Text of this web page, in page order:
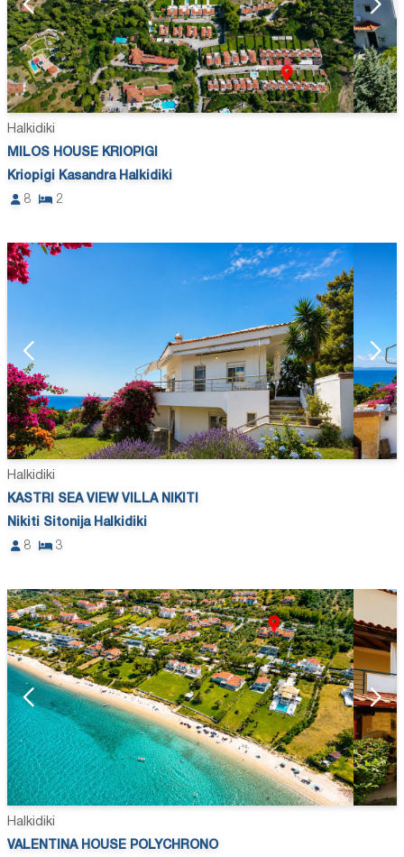
Halkidiki
MILOS HOUSE KRIOPIGI
Kriopigi Kasandra Halkidiki
8
2
Halkidiki
KASTRI SEA VIEW VILLA NIKITI
Nikiti Sitonija Halkidiki
8
3
Halkidiki
VALENTINA HOUSE POLYCHRONO